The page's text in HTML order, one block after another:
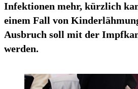
Infektionen mehr, kürzlich
einem Fall von
Ausbruch soll mit der
werden.